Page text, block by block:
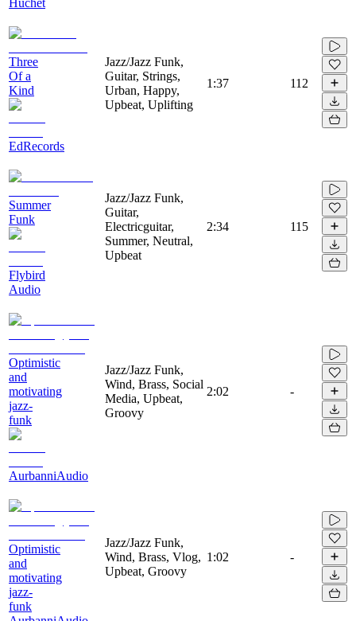
Three
Of a
Kind
EdRecords
Jazz/Jazz Funk,
Guitar, Strings,
Urban, Happy,
Upbeat, Uplifting
1:37 112
Summer
Funk
Flybird
Audio
Jazz/Jazz Funk,
Guitar,
Electricguitar,
Summer, Neutral,
Upbeat
2:34 115
Optimistic
and
motivating
jazz-
funk
AurbanniAudio
Jazz/Jazz Funk,
Wind, Brass, Social
Media, Upbeat,
Groovy
2:02 -
Optimistic
and
motivating
jazz-
funk
Jazz/Jazz Funk,
Wind, Brass, Vlog,
Upbeat, Groovy
1:02 -